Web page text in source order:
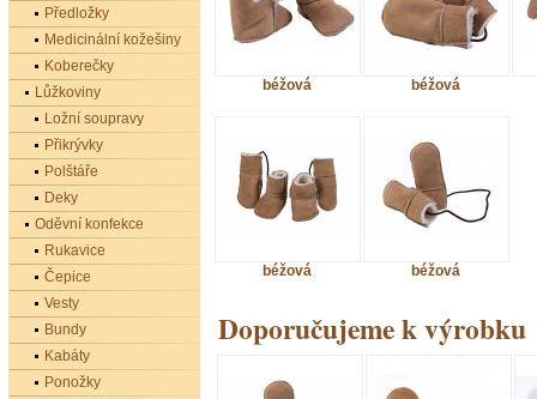
béžová béžová
béžová béžová
Doporučujeme k výrobku
Předložky
Medicinální kožešiny
Koberečky
Lůžkoviny
Ložní soupravy
Přikrývky
Polštáře
Deky
Oděvní konfekce
Rukavice
Čepice
Vesty
Bundy
Kabáty
Ponožky